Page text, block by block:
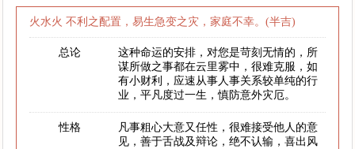
火水火 不利之配置，易生急变之灾，家庭不幸。(半吉)
总论
这种命运的安排，对您是苛刻无情的，所
谋所做之事都在云里雾中，很难克服，如
有小财利，应速从事人事关系较单纯的行
业，平凡度过一生，慎防意外灾厄。
性格
凡事粗心大意又任性，很难接受他人的意
见，善于舌战及辩论，绝不认输，喜出风